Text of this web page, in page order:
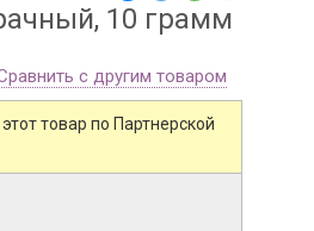
10 грамм
с другим товаром
этот товар по Партнерской